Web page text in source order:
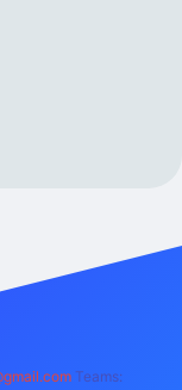
Teams: